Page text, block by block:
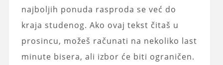
najboljih ponuda rasproda se već do
kraja studenog. Ako ovaj tekst čitaš u
prosincu, možeš računati na nekoliko last
minute bisera, ali izbor će biti ograničen.